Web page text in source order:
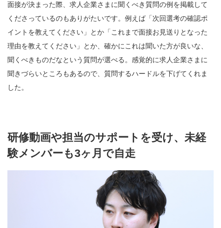
面接が決まった際、求人企業さまに聞くべき質問の例を掲載して
くださっているのもありがたいです。例えば「次回選考の確認ポ
イントを教えてください」とか「これまで面接お見送りとなった
理由を教えてください」とか、確かにこれは聞いた方が良いな、
聞くべきものだなという質問が選べる。感覚的に求人企業さまに
聞きづらいところもあるので、質問するハードルを下げてくれま
した。
研修動画や担当のサポートを受け、未経
験メンバーも3ヶ月で自走